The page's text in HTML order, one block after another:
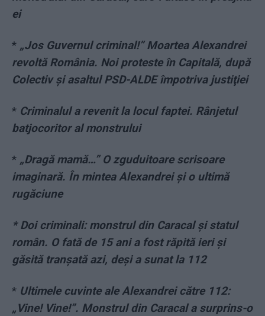
ei
* „Jos Guvernul criminal!” Moartea Alexandrei
revoltă România. Noi proteste în Capitală, după
Colectiv şi asaltul PSD-ALDE împotriva justiţiei
* Criminalul a revenit la locul faptei. Rânjetul
batjocoritor al monstrului
* „Dragă mamă…” O zguduitoare scrisoare
imaginară. În mintea Alexandrei și o ultimă
rugăciune
* Doi criminali: monstrul din Caracal și statul
român. O fată de 15 ani a fost răpită ieri și
găsită tranșată azi, deși a sunat la 112
* Ultimele cuvinte ale Alexandrei către 112:
„Vine! Vine!”. Monstrul din Caracal a surprins-o